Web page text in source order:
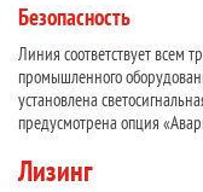
Безопасность
Линия соответствует всем
промышленного
установлена
предусмотрена опция
Лизинг